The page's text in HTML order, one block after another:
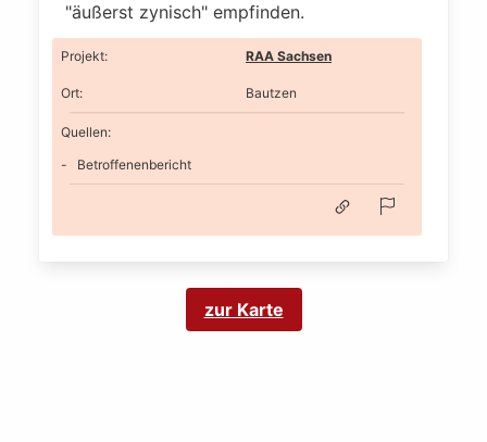
"äußerst zynisch" empfinden.
Projekt: RAA Sachsen
Ort: Bautzen
Quellen:
Betroffenenbericht
zur Karte